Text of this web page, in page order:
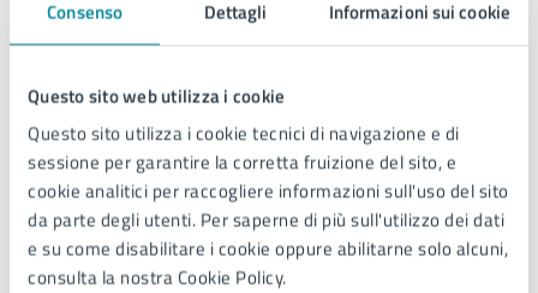
Consenso Dettagli Informazioni sui cookie
Questo sito web utilizza i cookie
Questo sito utilizza i cookie tecnici di navigazione e di
sessione per garantire la corretta fruizione del sito, e
cookie analitici per raccogliere informazioni sull'uso del sito
da parte degli utenti. Per saperne di più sull'utilizzo dei dati
e su come disabilitare i cookie oppure abilitarne solo alcuni,
consulta la nostra Cookie Policy.
03/10/2024
Data fine
09/12/2024
Allegati
Avviso di riapertura termini